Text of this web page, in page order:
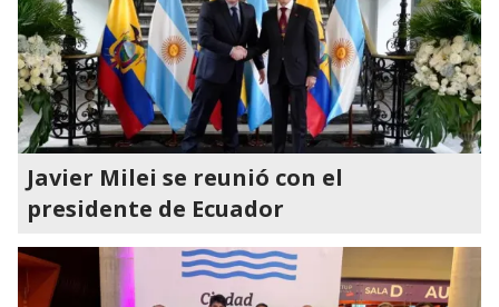
Javier Milei se reunió con el
presidente de Ecuador